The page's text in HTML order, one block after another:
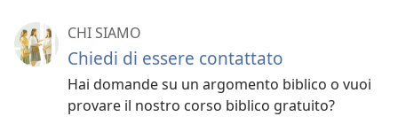
CHI SIAMO
Chiedi di essere contattato
Hai domande su un argomento biblico o vuoi
provare il nostro corso biblico gratuito?